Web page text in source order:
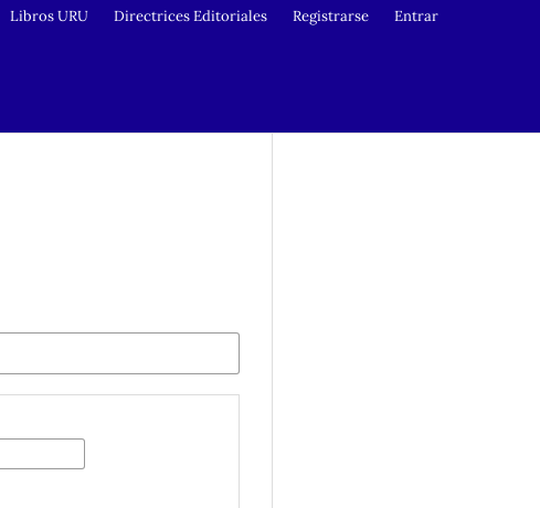
Libros URU Directrices Editoriales Registrarse Entrar